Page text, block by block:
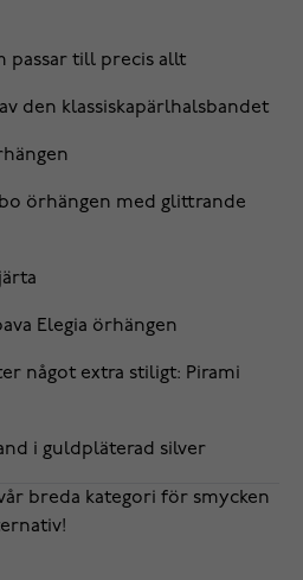
passar till precis allt
den klassiskapärlhalsbandet
örhängen med glittrande
Elegia örhängen
något extra stiligt: Pirami
i guldpläterad silver
breda kategori för smycken